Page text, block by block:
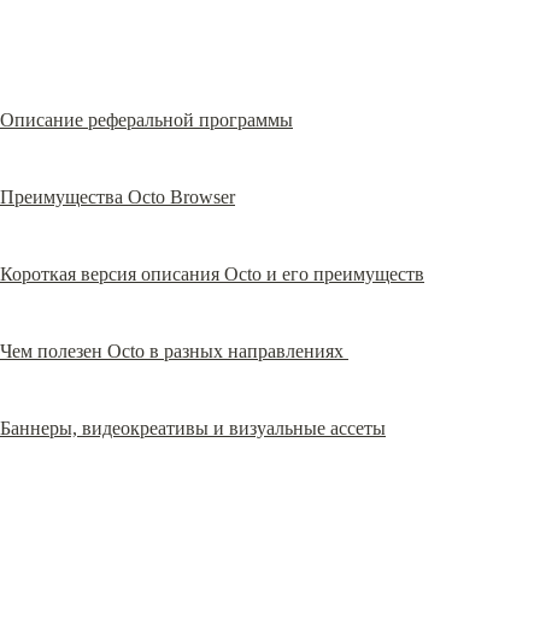
Описание реферальной программы
Преимущества Octo Browser
Короткая версия описания Octo и его преимуществ
Чем полезен Octo в разных направлениях
Баннеры, видеокреативы и визуальные ассеты